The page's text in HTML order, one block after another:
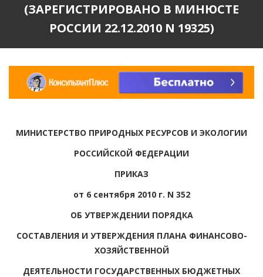
(ЗАРЕГИСТРИРОВАНО В МИНЮСТЕ
РОССИИ 22.12.2010 N 19325)
МИНИСТЕРСТВО ПРИРОДНЫХ РЕСУРСОВ И ЭКОЛОГИИ
РОССИЙСКОЙ ФЕДЕРАЦИИ
ПРИКАЗ
от 6 сентября 2010 г. N 352
ОБ УТВЕРЖДЕНИИ ПОРЯДКА
СОСТАВЛЕНИЯ И УТВЕРЖДЕНИЯ ПЛАНА ФИНАНСОВО-
ХОЗЯЙСТВЕННОЙ
ДЕЯТЕЛЬНОСТИ ГОСУДАРСТВЕННЫХ БЮДЖЕТНЫХ